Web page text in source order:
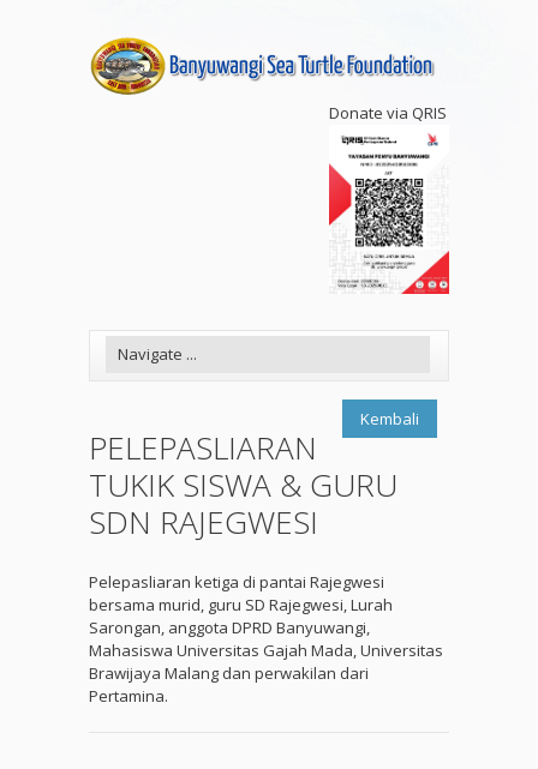
Donate via QRIS
Kembali
PELEPASLIARAN
TUKIK SISWA & GURU
SDN RAJEGWESI
Pelepasliaran ketiga di pantai Rajegwesi
bersama murid, guru SD Rajegwesi, Lurah
Sarongan, anggota DPRD Banyuwangi,
Mahasiswa Universitas Gajah Mada, Universitas
Brawijaya Malang dan perwakilan dari
Pertamina.